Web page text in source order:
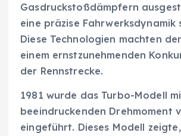
Gasdruckstoßdämpfern
eine präzise Fahrwerksdynamik
Diese Technologien machten
einem ernstzunehmenden
der Rennstrecke.
1981 wurde das Turbo-Modell
beeindruckenden Drehmoment
eingeführt. Dieses Modell